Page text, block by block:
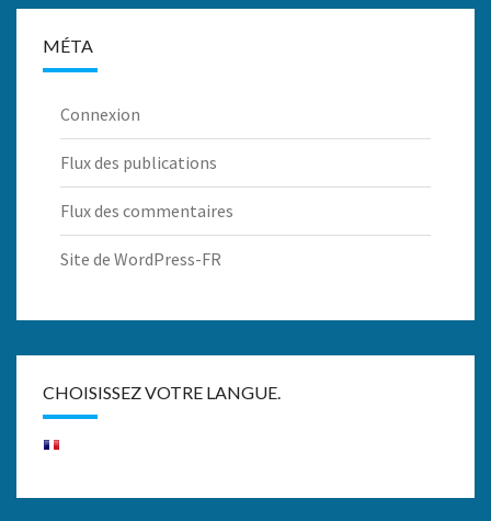
MÉTA
Connexion
Flux des publications
Flux des commentaires
Site de WordPress-FR
CHOISISSEZ VOTRE LANGUE.